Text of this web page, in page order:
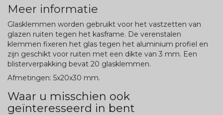
Meer informatie
Glasklemmen worden gebruikt voor het vastzetten van
glazen ruiten tegen het kasframe. De verenstalen
klemmen fixeren het glas tegen het aluminium profiel en
zijn geschikt voor ruiten met een dikte van 3 mm. Een
blisterverpakking bevat 20 glasklemmen.
Afmetingen: 5x20x30 mm.
Waar u misschien ook
geïnteresseerd in bent